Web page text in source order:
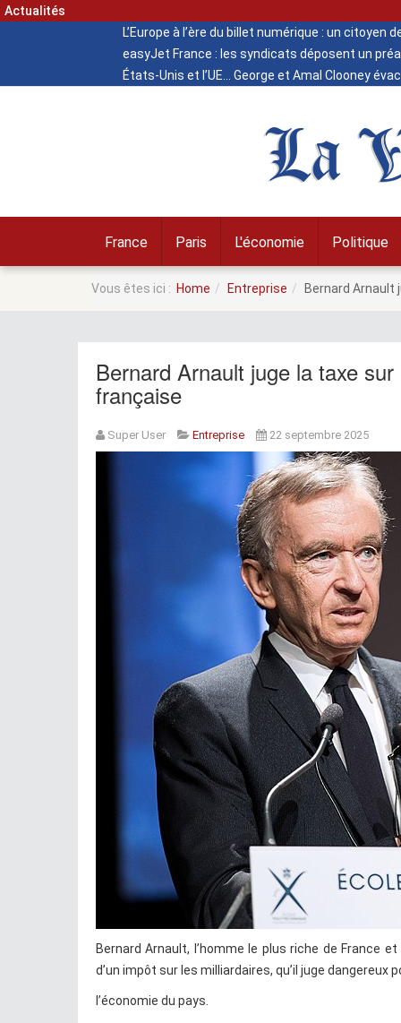
Actualités
L’Europe à l’ère du billet numérique : un
easyJet France : les syndicats déposent un
États-Unis et l’UE
George et Amal Clooney
La
France Paris L'économie Politique
Vous êtes ici : Home Entreprise Bernard Arnault
Bernard Arnault juge la taxe
française
Super User Entreprise 22 septembre 2025
Bernard Arnault, l’homme le plus riche de France
d’un impôt sur les milliardaires, qu’il juge dangereux
l’économie du pays.